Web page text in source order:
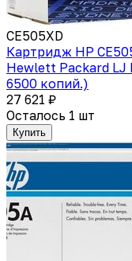
CE505XD
Картридж HP
Hewlett Packard LJ
6500 копий.)
27 621 ₽
Осталось 1 шт
Купить